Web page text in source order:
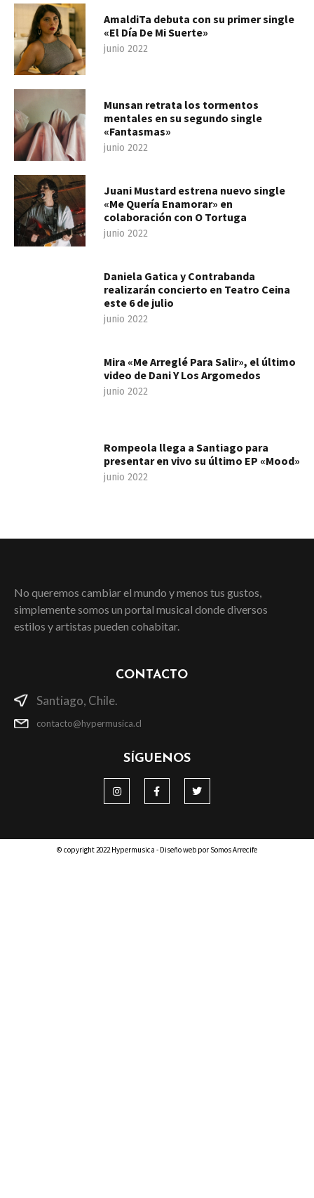
AmaldiTa debuta con su primer single
«El Día De Mi Suerte»
junio 2022
Munsan retrata los tormentos
mentales en su segundo single
«Fantasmas»
junio 2022
Juani Mustard estrena nuevo single
«Me Quería Enamorar» en
colaboración con O Tortuga
junio 2022
Daniela Gatica y Contrabanda
realizarán concierto en Teatro Ceina
este 6 de julio
junio 2022
Mira «Me Arreglé Para Salir», el último
video de Dani Y Los Argomedos
junio 2022
Rompeola llega a Santiago para
presentar en vivo su último EP «Mood»
junio 2022
No queremos cambiar el mundo y menos tus gustos,
simplemente somos un portal musical donde diversos
estilos y artistas pueden cohabitar.
CONTACTO
Santiago, Chile.
contacto@hypermusica.cl
SÍGUENOS
© copyright 2022 Hypermusica - Diseño web por Somos Arrecife